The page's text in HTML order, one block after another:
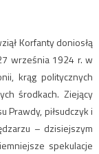
Korfanty doniosłą
września 1924 r. w
krąg politycznych
środkach. Ziejący
Prawdy, piłsudczyk i
– dzisiejszym
spekulacje